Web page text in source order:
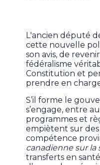
L'ancien député
cette nouvelle
son avis, de
fédéralisme
Constitution et
prendre en
S’il forme le
s’engage, entre
programmes et
empiètent sur
compétence
canadienne sur la
transferts en